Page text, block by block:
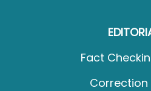
Fact
Correction